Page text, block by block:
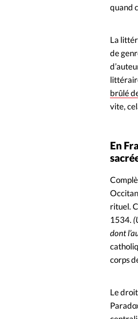
quand
La
de
brûlé
vite,
En
rituel.
1534.
dont
corps
Le